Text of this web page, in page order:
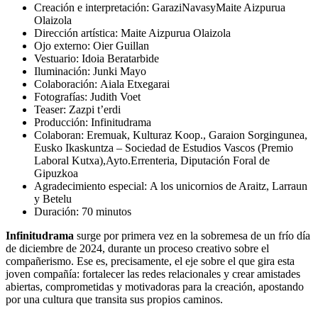
Creación e interpretación: GaraziNavasyMaite Aizpurua
Olaizola
Dirección artística: Maite Aizpurua Olaizola
Ojo externo: Oier Guillan
Vestuario: Idoia Beratarbide
Iluminación: Junki Mayo
Colaboración: Aiala Etxegarai
Fotografías: Judith Voet
Teaser: Zazpi t’erdi
Producción: Infinitudrama
Colaboran: Eremuak, Kulturaz Koop., Garaion Sorgingunea,
Eusko Ikaskuntza – Sociedad de Estudios Vascos (Premio
Laboral Kutxa),Ayto.Errenteria, Diputación Foral de
Gipuzkoa
Agradecimiento especial: A los unicornios de Araitz, Larraun
y Betelu
Duración: 70 minutos
Infinitudrama surge por primera vez en la sobremesa de un frío día
de diciembre de 2024, durante un proceso creativo sobre el
compañerismo. Ese es, precisamente, el eje sobre el que gira esta
joven compañía: fortalecer las redes relacionales y crear amistades
abiertas, comprometidas y motivadoras para la creación, apostando
por una cultura que transita sus propios caminos.